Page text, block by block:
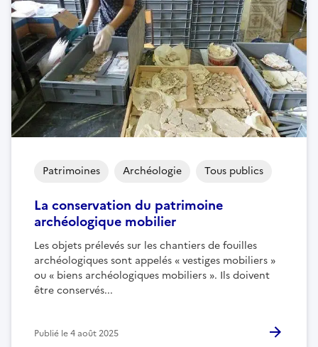
La conservation du patrimoine
archéologique mobilier
Les objets prélevés sur les chantiers de fouilles
archéologiques sont appelés « vestiges mobiliers »
ou « biens archéologiques mobiliers ». Ils doivent
être conservés...
Patrimoines Archéologie Tous publics
Publié le4 août 2025